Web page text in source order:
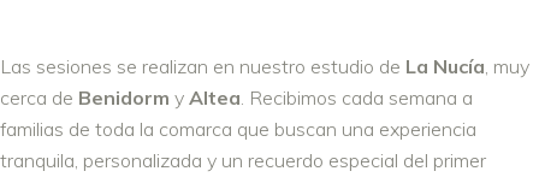
Las sesiones se realizan en nuestro estudio de La Nucía, muy
cerca de Benidorm y Altea. Recibimos cada semana a
familias de toda la comarca que buscan una experiencia
tranquila, personalizada y un recuerdo especial del primer